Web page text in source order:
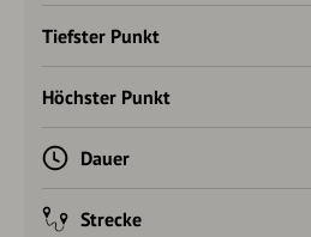
Tiefster Punkt
Höchster Punkt
Dauer
Strecke